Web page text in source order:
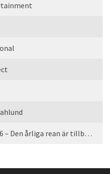
Games Made in Sweden 2026 – Den årliga rean är tillbaka